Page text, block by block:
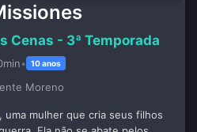
Cenas - 3ª Temporada
• 10 anos
Moreno
uma mulher que cria seus filhos